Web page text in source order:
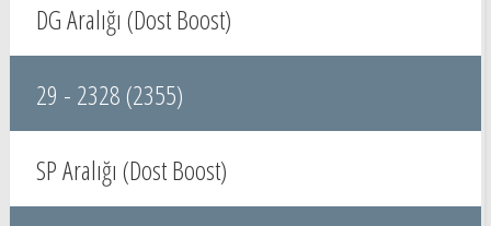
DG Aralığı (Dost Boost)
29 - 2328 (2355)
SP Aralığı (Dost Boost)